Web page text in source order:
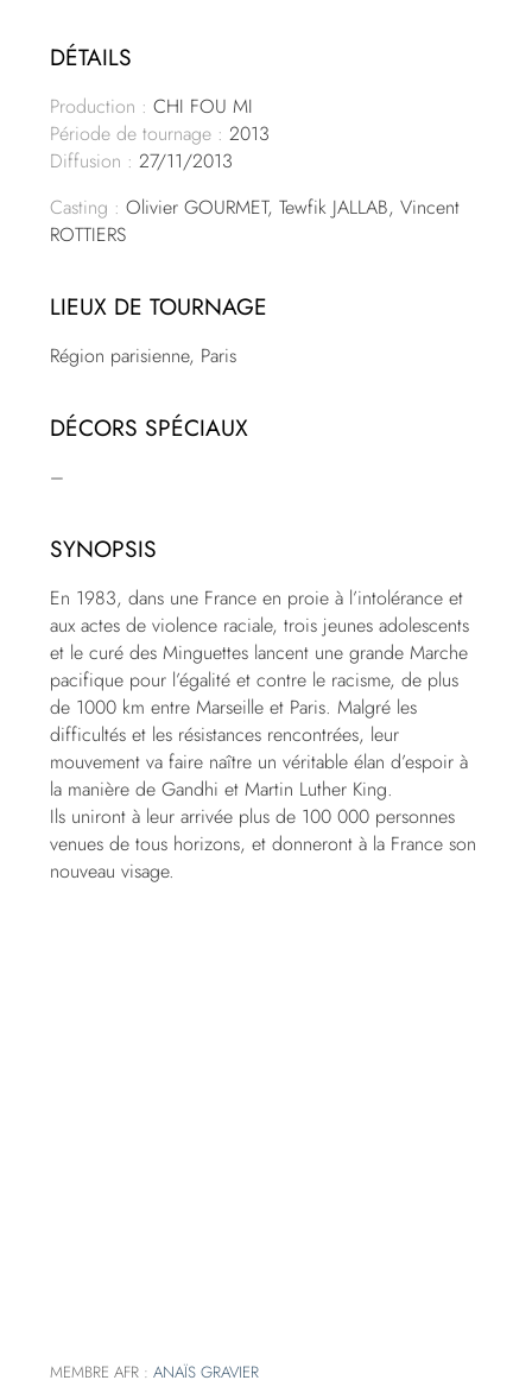
DÉTAILS
Production : CHI FOU MI
Période de tournage : 2013
Diffusion : 27/11/2013
Casting : Olivier GOURMET, Tewfik JALLAB, Vincent
ROTTIERS
LIEUX DE TOURNAGE
Région parisienne, Paris
DÉCORS SPÉCIAUX
–
SYNOPSIS
En 1983, dans une France en proie à l’intolérance et
aux actes de violence raciale, trois jeunes adolescents
et le curé des Minguettes lancent une grande Marche
pacifique pour l’égalité et contre le racisme, de plus
de 1000 km entre Marseille et Paris. Malgré les
difficultés et les résistances rencontrées, leur
mouvement va faire naître un véritable élan d’espoir à
la manière de Gandhi et Martin Luther King.
Ils uniront à leur arrivée plus de 100 000 personnes
venues de tous horizons, et donneront à la France son
nouveau visage.
MEMBRE AFR :ANAÏS GRAVIER